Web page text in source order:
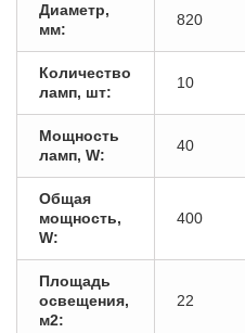
Диаметр,
мм:
820
Количество
ламп, шт:
10
Мощность
ламп, W:
40
Общая
мощность,
W:
400
Площадь
освещения,
м2:
22